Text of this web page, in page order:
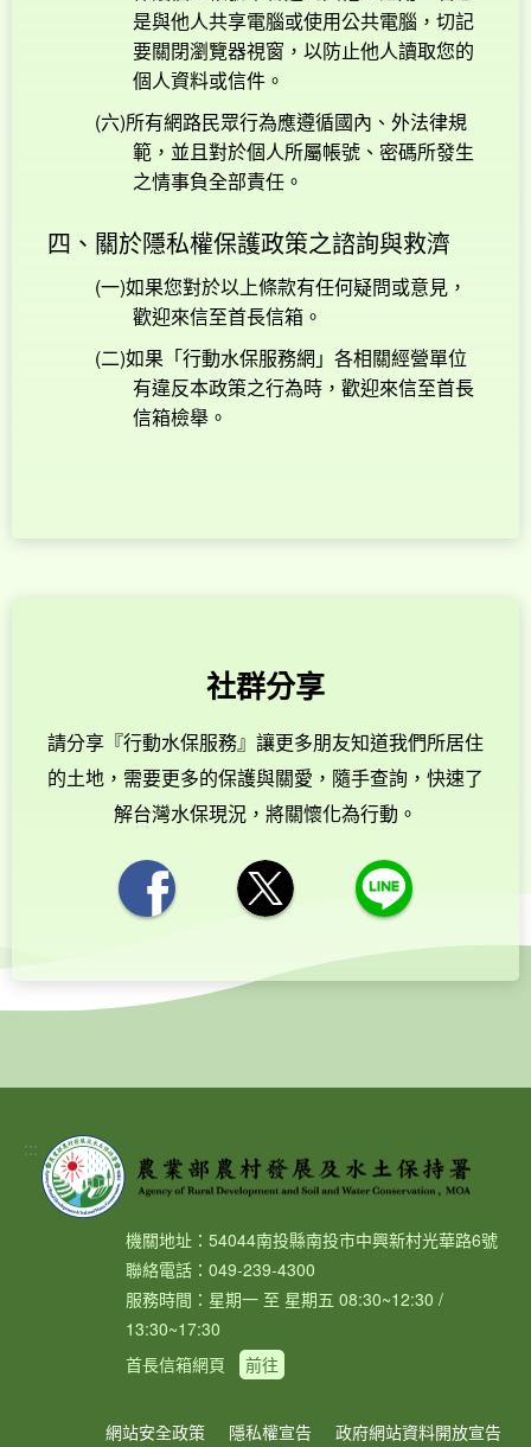
是與他人共享電腦或使用公共電腦，切記
要關閉瀏覽器視窗，以防止他人讀取您的
個人資料或信件。
(六)所有網路民眾行為應遵循國內、外法律規
範，並且對於個人所屬帳號、密碼所發生
之情事負全部責任。
四、關於隱私權保護政策之諮詢與救濟
(一)如果您對於以上條款有任何疑問或意見，
歡迎來信至首長信箱。
(二)如果「行動水保服務網」各相關經營單位
有違反本政策之行為時，歡迎來信至首長
信箱檢舉。
社群分享
請分享『行動水保服務』讓更多朋友知道我們所居住
的土地，需要更多的保護與關愛，隨手查詢，快速了
解台灣水保現況，將關懷化為行動。
:::
機關地址：54044南投縣南投市中興新村光華路6號
聯絡電話：049-239-4300
服務時間：星期一 至 星期五 08:30~12:30 /
13:30~17:30
首長信箱網頁
前往
網站安全政策 隱私權宣告 政府網站資料開放宣告